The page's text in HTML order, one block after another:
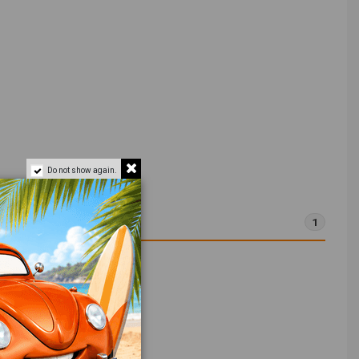
1
Do not show again.